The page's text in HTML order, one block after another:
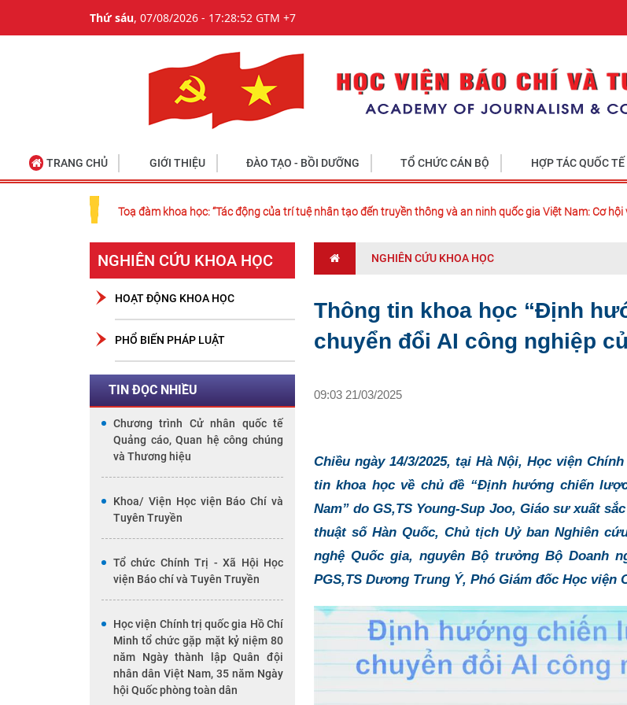
Thứ sáu, 07/08/2026 - 17:28:52 GTM +7
TRANG CHỦ GIỚI THIỆU ĐÀO TẠO - BỒI DƯỠNG TỔ CHỨC CÁN BỘ HỢP TÁC QUỐC TẾ
Toạ đàm khoa học: “Tác động của trí tuệ nhân tạo đến truyền thông và an ninh quốc gia Việt Nam: Cơ hội
NGHIÊN CỨU KHOA HỌC
HOẠT ĐỘNG KHOA HỌC
PHỔ BIẾN PHÁP LUẬT
TIN ĐỌC NHIỀU
Chương trình Cử nhân quốc tế
Quảng cáo, Quan hệ công chúng
và Thương hiệu
Khoa/ Viện Học viện Báo Chí và
Tuyên Truyền
Tổ chức Chính Trị - Xã Hội Học
viện Báo chí và Tuyên Truyền
Học viện Chính trị quốc gia Hồ Chí
Minh tổ chức gặp mặt kỷ niệm 80
năm Ngày thành lập Quân đội
nhân dân Việt Nam, 35 năm Ngày
hội Quốc phòng toàn dân
NGHIÊN CỨU KHOA HỌC
Thông tin khoa học “Định
chuyển đổi AI công nghiệp
09:03 21/03/2025
Chiều ngày 14/3/2025, tại Hà Nội, Học viện
tin khoa học về chủ đề “Định hướng chiến
Nam” do GS,TS Young-Sup Joo, Giáo sư xuất
thuật số Hàn Quốc, Chủ tịch Uỷ ban Nghiên
nghệ Quốc gia, nguyên Bộ trưởng Bộ Doanh
PGS,TS Dương Trung Ý, Phó Giám đốc Học